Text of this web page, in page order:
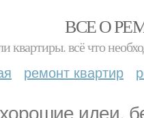
ВСЕ О
квартиры. всё что
ремонт квартир
идеи,